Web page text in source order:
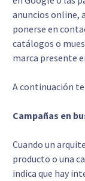
anuncios online,
ponerse en
catálogos o
marca presente
A continuación
Campañas en
Cuando un
producto o una
indica que hay